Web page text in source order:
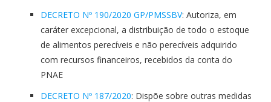
DECRETO Nº 190/2020 GP/PMSSBV: Autoriza, em
caráter excepcional, a distribuição de todo o estoque
de alimentos perecíveis e não perecíveis adquirido
com recursos financeiros, recebidos da conta do
PNAE
DECRETO Nº 187/2020: Dispõe sobre outras medidas